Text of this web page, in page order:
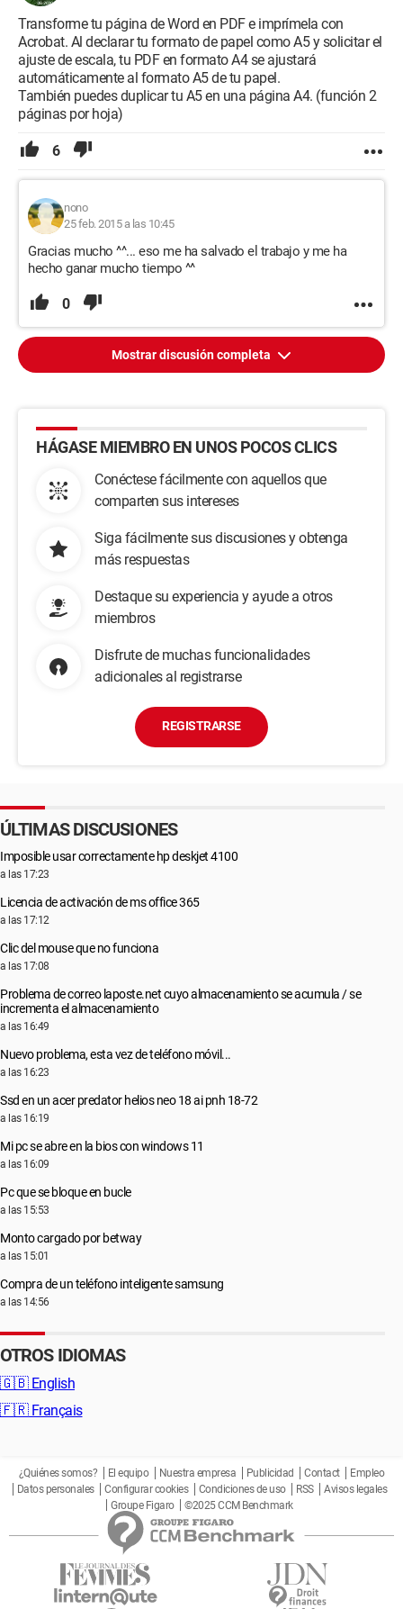
Transforme tu página de Word en PDF e imprímela con
Acrobat. Al declarar tu formato de papel como A5 y solicitar el
ajuste de escala, tu PDF en formato A4 se ajustará
automáticamente al formato A5 de tu papel.
También puedes duplicar tu A5 en una página A4. (función 2
páginas por hoja)
6
nono
25 feb. 2015 a las 10:45
Gracias mucho ^^... eso me ha salvado el trabajo y me ha
hecho ganar mucho tiempo ^^
0
Mostrar discusión completa
HÁGASE MIEMBRO EN UNOS POCOS CLICS
Conéctese fácilmente con aquellos que
comparten sus intereses
Siga fácilmente sus discusiones y obtenga
más respuestas
Destaque su experiencia y ayude a otros
miembros
Disfrute de muchas funcionalidades
adicionales al registrarse
REGISTRARSE
ÚLTIMAS DISCUSIONES
Imposible usar correctamente hp deskjet 4100
a las 17:23
Licencia de activación de ms office 365
a las 17:12
Clic del mouse que no funciona
a las 17:08
Problema de correo laposte.net cuyo almacenamiento se acumula / se
incrementa el almacenamiento
a las 16:49
Nuevo problema, esta vez de teléfono móvil...
a las 16:23
Ssd en un acer predator helios neo 18 ai pnh 18-72
a las 16:19
Mi pc se abre en la bios con windows 11
a las 16:09
Pc que se bloque en bucle
a las 15:53
Monto cargado por betway
a las 15:01
Compra de un teléfono inteligente samsung
a las 14:56
OTROS IDIOMAS
🇬🇧 English
🇫🇷 Français
¿Quiénes somos? El equipo Nuestra empresa Publicidad Contact
Empleo
Datos personales
Configurar cookies Condiciones de uso RSS
Avisos legales
Groupe Figaro
©2025 CCM Benchmark